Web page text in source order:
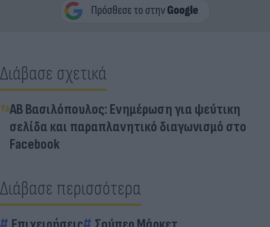
Διάβασε σχετικά
ΑΒ Βασιλόπουλος: Ενημέρωση για ψεύτικη
σελίδα και παραπλανητικό διαγωνισμό στο
Facebook
Διάβασε περισσότερα